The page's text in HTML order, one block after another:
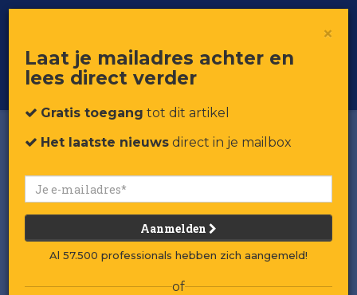
Voor professionals in retail & brands
Toggle
×
Laat je mailadres achter en
lees direct verder
Gratis toegang tot dit artikel
Het laatste nieuws direct in je mailbox
Aanmelden
Al 57.500 professionals hebben zich aangemeld!
of